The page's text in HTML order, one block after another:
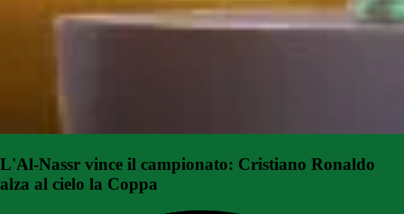
L'Al-Nassr vince il campionato: Cristiano Ronaldo
alza al cielo la Coppa